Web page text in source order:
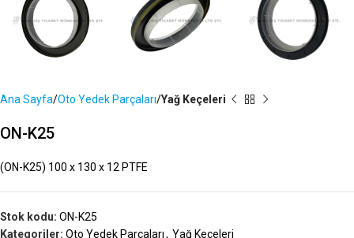
Ana Sayfa Oto Yedek Parçaları Yağ Keçeleri
ON-K25
(ON-K25) 100 x 130 x 12 PTFE
Stok kodu: ON-K25
Kategoriler: Oto Yedek Parçaları, Yağ Keçeleri